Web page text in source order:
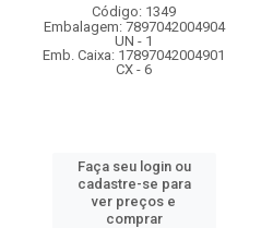
Código: 1349
Embalagem: 7897042004904
UN - 1
Emb. Caixa: 17897042004901
CX - 6
Faça seu login ou
cadastre-se para
ver preços e
comprar